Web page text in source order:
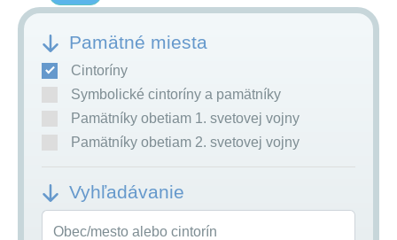
Pamätné miesta
Cintoríny
Symbolické cintoríny a pamätníky
Pamätníky obetiam 1. svetovej vojny
Pamätníky obetiam 2. svetovej vojny
Vyhľadávanie
Obec/mesto alebo cintorín